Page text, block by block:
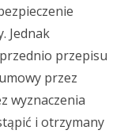
Jednak
przepisu
przez
wyznaczenia
i otrzymany